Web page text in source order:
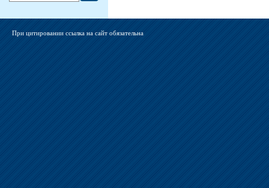
При цитировании ссылка на сайт обязательна